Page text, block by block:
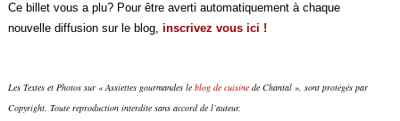
Ce billet vous a plu? Pour être averti automatiquement à chaque
nouvelle diffusion sur le blog, inscrivez vous ici !
Les Textes et Photos sur « Assiettes gourmandes le blog de cuisinede Chantal », sont protégés par
Copyright. Toute reproduction interdite sans accord de l’auteur.